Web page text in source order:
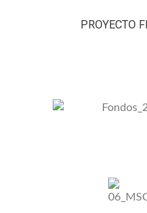
PROYECTO